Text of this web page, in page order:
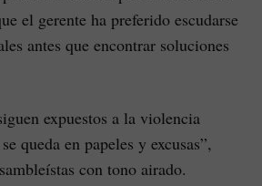
el gerente ha preferido escudarse
antes que encontrar soluciones
expuestos a la violencia
queda en papeles y excusas”,
con tono airado.